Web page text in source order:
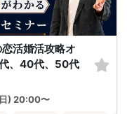
活婚活攻略オ
、40代、50代
) 20:00〜